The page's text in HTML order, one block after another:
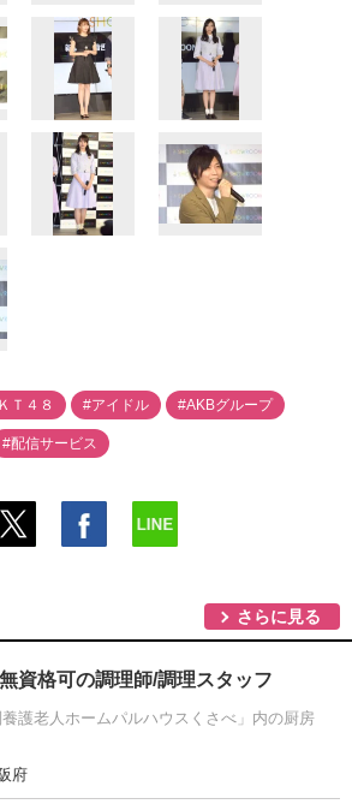
Ｔ４８ #アイドル #AKBグループ
#配信サービス
さらに見る
資格可の調理師/調理スタッフ
護老人ホームパルハウスくさべ」内の厨房
府